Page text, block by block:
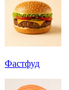
Фастфуд